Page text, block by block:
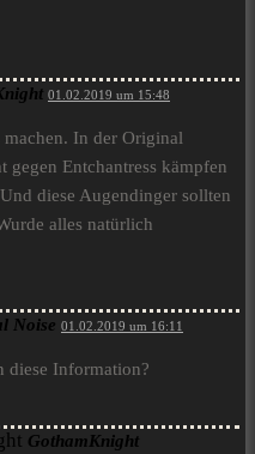
01.02.2019 um 15:48
machen. In der Original
gegen Entchantress kämpfen
diese Augendinger sollten
alles natürlich
Noise 01.02.2019 um 16:11
diese Information?
GothamKnight